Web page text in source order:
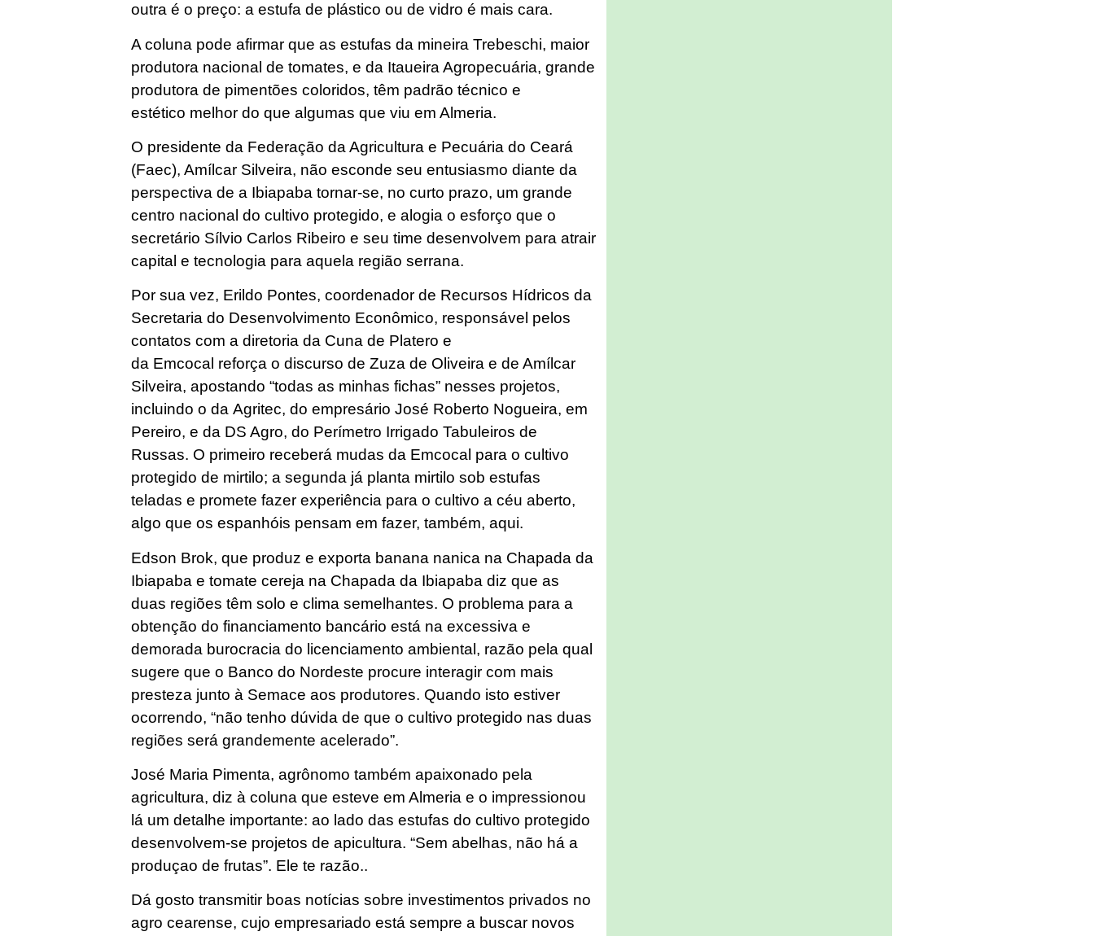
outra é o preço: a estufa de plástico ou de vidro é mais cara.
A coluna pode afirmar que as estufas da mineira Trebeschi, maior
produtora nacional de tomates, e da Itaueira Agropecuária, grande
produtora de pimentões coloridos, têm padrão técnico e
estético melhor do que algumas que viu em Almeria.
O presidente da Federação da Agricultura e Pecuária do Ceará
(Faec), Amílcar Silveira, não esconde seu entusiasmo diante da
perspectiva de a Ibiapaba tornar-se, no curto prazo, um grande
centro nacional do cultivo protegido, e alogia o esforço que o
secretário Sílvio Carlos Ribeiro e seu time desenvolvem para atrair
capital e tecnologia para aquela região serrana.
Por sua vez, Erildo Pontes, coordenador de Recursos Hídricos da
Secretaria do Desenvolvimento Econômico, responsável pelos
contatos com a diretoria da Cuna de Platero e
da Emcocal reforça o discurso de Zuza de Oliveira e de Amílcar
Silveira, apostando “todas as minhas fichas” nesses projetos,
incluindo o da Agritec, do empresário José Roberto Nogueira, em
Pereiro, e da DS Agro, do Perímetro Irrigado Tabuleiros de
Russas. O primeiro receberá mudas da Emcocal para o cultivo
protegido de mirtilo; a segunda já planta mirtilo sob estufas
teladas e promete fazer experiência para o cultivo a céu aberto,
algo que os espanhóis pensam em fazer, também, aqui.
Edson Brok, que produz e exporta banana nanica na Chapada da
Ibiapaba e tomate cereja na Chapada da Ibiapaba diz que as
duas regiões têm solo e clima semelhantes. O problema para a
obtenção do financiamento bancário está na excessiva e
demorada burocracia do licenciamento ambiental, razão pela qual
sugere que o Banco do Nordeste procure interagir com mais
presteza junto à Semace aos produtores. Quando isto estiver
ocorrendo, “não tenho dúvida de que o cultivo protegido nas duas
regiões será grandemente acelerado”.
José Maria Pimenta, agrônomo também apaixonado pela
agricultura, diz à coluna que esteve em Almeria e o impressionou
lá um detalhe importante: ao lado das estufas do cultivo protegido
desenvolvem-se projetos de apicultura. “Sem abelhas, não há a
produçao de frutas”. Ele te razão..
Dá gosto transmitir boas notícias sobre investimentos privados no
agro cearense, cujo empresariado está sempre a buscar novos